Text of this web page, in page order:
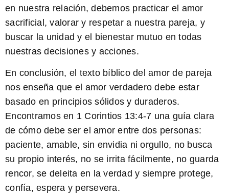
en nuestra relación, debemos practicar el amor
sacrificial, valorar y respetar a nuestra pareja, y
buscar la unidad y el bienestar mutuo en todas
nuestras decisiones y acciones.
En conclusión, el texto bíblico del amor de pareja
nos enseña que el amor verdadero debe estar
basado en principios sólidos y duraderos.
Encontramos en 1 Corintios 13:4-7 una guía clara
de cómo debe ser el amor entre dos personas:
paciente, amable, sin envidia ni orgullo, no busca
su propio interés, no se irrita fácilmente, no guarda
rencor, se deleita en la verdad y siempre protege,
confía, espera y persevera.